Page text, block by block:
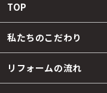
TOP
私たちのこだわり
リフォームの流れ